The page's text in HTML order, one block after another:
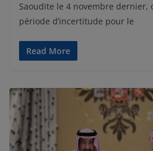
Saoudite le 4 novembre dernier,
période d’incertitude pour le
Read More